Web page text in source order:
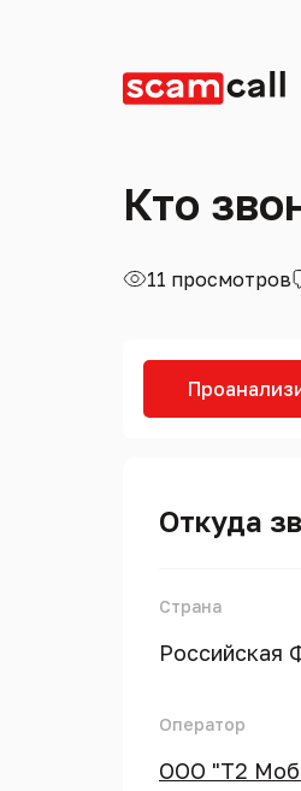
Кто
11 просмотров
Откуда
Страна
Российская
Оператор
ООО "Т2